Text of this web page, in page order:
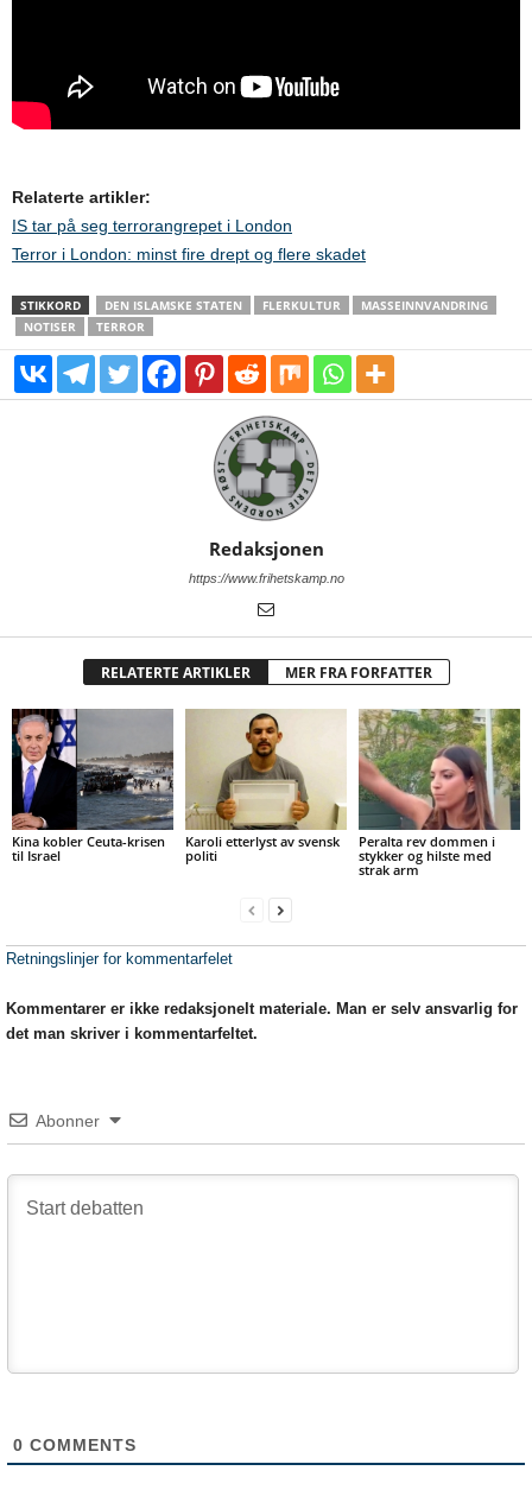
Relaterte artikler:
IS tar på seg terrorangrepet i London
Terror i London: minst fire drept og flere skadet
STIKKORD DEN ISLAMSKE STATEN FLERKULTUR
MASSEINNVANDRING
NOTISER
TERROR
Redaksjonen
https://www.frihetskamp.no
RELATERTE ARTIKLER MER FRA FORFATTER
Kina kobler Ceuta-krisen
til Israel
Karoli etterlyst av svensk
politi
Peralta rev dommen i
stykker og hilste med
strak arm
Retningslinjer for kommentarfelet
Kommentarer er ikke redaksjonelt materiale. Man er selv ansvarlig for
det man skriver i kommentarfeltet.
Abonner
0 COMMENTS